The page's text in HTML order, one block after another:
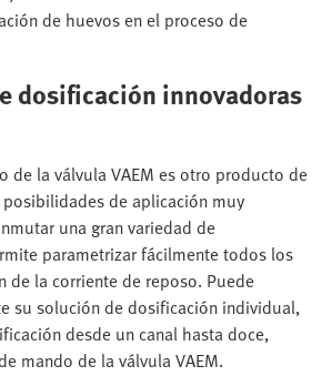
de huevos en el proceso de
dosificación innovadoras
de la válvula VAEM es otro producto de
de aplicación muy
una gran variedad de
parametrizar fácilmente todos los
de la corriente de reposo. Puede
su solución de dosificación individual,
desde un canal hasta doce,
mando de la válvula VAEM.